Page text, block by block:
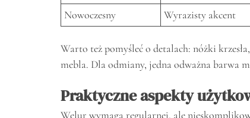
Nowoczesny
Wyrazisty akcent
Warto też pomyśleć o detalach: nóżki
mebla. Dla odmiany, jedna odważna barwa
Praktyczne aspekty
Welur wymaga regularnej, ale